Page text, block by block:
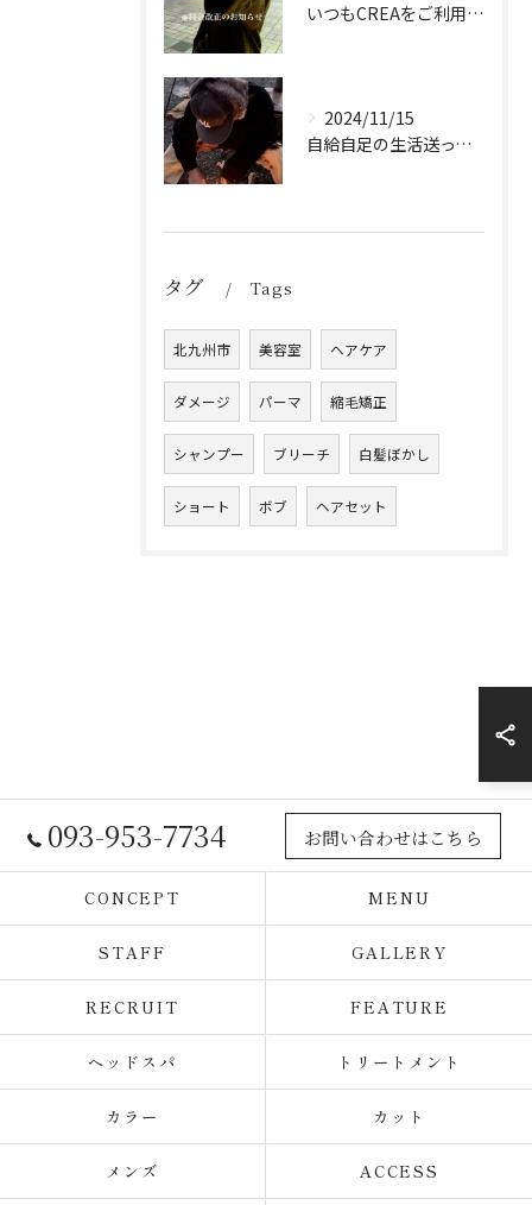
いつもCREAをご利用頂き誠に有難う御座います！
2024/11/15
自給自足の生活送ってます
タグ Tags
北九州市 美容室 ヘアケア
ダメージ パーマ 縮毛矯正
シャンプー ブリーチ 白髪ぼかし
ショート ボブ ヘアセット
093-953-7734 お問い合わせはこちら
CONCEPT MENU
STAFF GALLERY
RECRUIT FEATURE
ヘッドスパ トリートメント
カラー カット
メンズ ACCESS